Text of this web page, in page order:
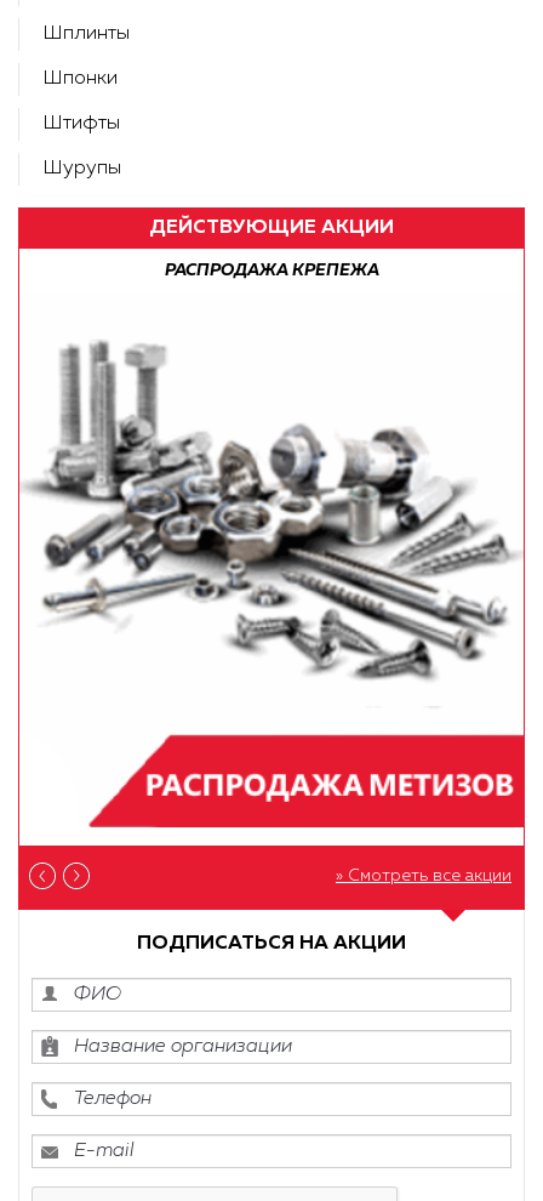
Шплинты
Шпонки
Штифты
Шурупы
ДЕЙСТВУЮЩИЕ АКЦИИ
БЕСПЛАТНАЯ ДОСТАВКА ПО РФ!
» Смотреть все акции
ПОДПИСАТЬСЯ НА АКЦИИ